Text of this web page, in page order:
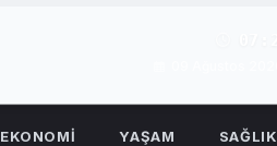
EKONOMİ YAŞAM SAĞLIK